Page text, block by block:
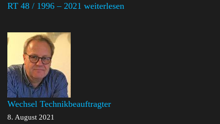
RT 48 / 1996 – 2021 weiterlesen
Wechsel Technikbeauftragter
8. August 2021